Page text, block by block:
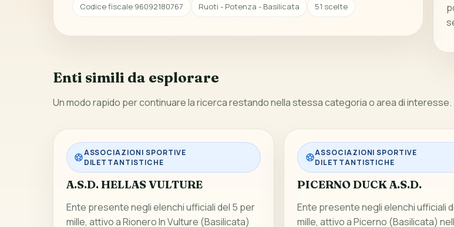
Codice fiscale 96092180767 Ruoti - Potenza - Basilicata 51 scelte
Enti simili da esplorare
Un modo rapido per continuare la ricerca restando nella stessa categoria o area di interesse.
ASSOCIAZIONI SPORTIVE
DILETTANTISTICHE
A.S.D. HELLAS VULTURE
Ente presente negli elenchi ufficiali del 5 per
mille, attivo a Rionero In Vulture (Basilicata)
ASSOCIAZIONI SPORTIVE
DILETTANTISTICHE
PICERNO DUCK A.S.D.
Ente presente negli elenchi ufficiali
mille, attivo a Picerno (Basilicata)